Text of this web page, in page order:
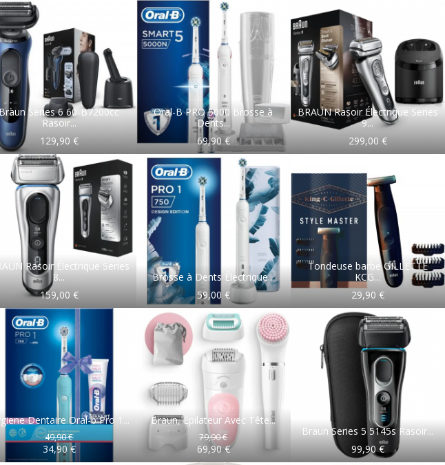
Braun Series 6 60-B7200cc
Rasoir...
129,90 €
Oral-B PRO 5000 Brosse à
Dents...
69,90 €
BRAUN Rasoir Électrique Series
9...
299,00 €
Rasoir Électrique Series
8...
159,00 €
Brosse à Dents Électrique...
59,00 €
Tondeuse barbe GILLETTE
KCG...
29,90 €
Dentaire Oral-b Pro 1...
49,90 €
34,90 €
Braun, Epilateur Avec Tête...
79,90 €
69,90 €
Braun Series 5 5145s Rasoir...
99,90 €